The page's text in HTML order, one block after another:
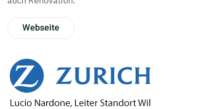
Webseite